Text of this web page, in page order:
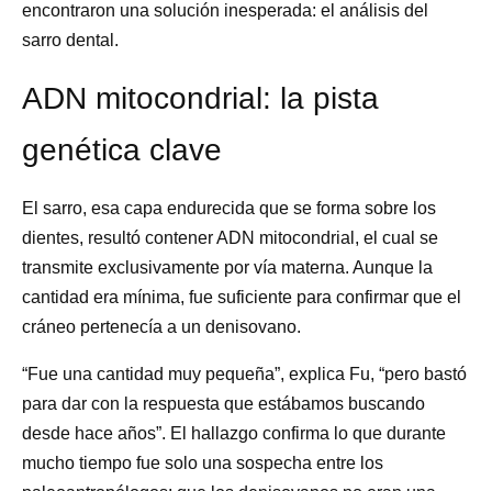
encontraron una solución inesperada: el análisis del
sarro dental.
ADN mitocondrial: la pista
genética clave
El sarro, esa capa endurecida que se forma sobre los
dientes, resultó contener ADN mitocondrial, el cual se
transmite exclusivamente por vía materna. Aunque la
cantidad era mínima, fue suficiente para confirmar que el
cráneo pertenecía a un denisovano.
“Fue una cantidad muy pequeña”, explica Fu, “pero bastó
para dar con la respuesta que estábamos buscando
desde hace años”. El hallazgo confirma lo que durante
mucho tiempo fue solo una sospecha entre los